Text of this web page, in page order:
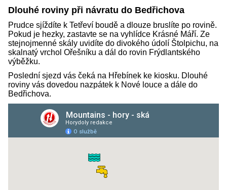
Dlouhé roviny při návratu do Bedřichova
Prudce sjíždíte k Tetřeví boudě a dlouze bruslíte po rovině.
Pokud je hezky, zastavte se na vyhlídce Krásné Máří. Ze
stejnojmenné skály uvidíte do divokého údolí Štolpichu, na
skalnatý vrchol Ořešníku a dál do rovin Frýdlantského
výběžku.
Poslední sjezd vás čeká na Hřebínek ke kiosku. Dlouhé
roviny vás dovedou nazpátek k Nové louce a dále do
Bedřichova.